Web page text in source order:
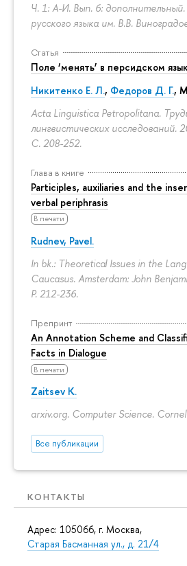
Ч. 1: А-И. Вып. 6:
русского языка им. В.В.
Статья
Поле ‘менять’ в персидском
Никитенко Е. Л., Федоров Д. Г.,
Acta Linguistica Petropolitana.
лингвистических исследований.
С. 208-252.
Глава в книге
Participles, auxiliaries and the
verbal periphrasis
В печати
Rudnev, Pavel.
In bk.: Theoretical Issues in the
Caucasus. Amsterdam: John
P. 212-236.
Препринт
An Annotation Scheme and
Facts in Dialogue
В печати
Zaitsev K.
arxiv.org. Computer Science.
Все публикации
КОНТАКТЫ
Адрес: 105066, г. Москва,
Старая Басманная ул., д. 21/4